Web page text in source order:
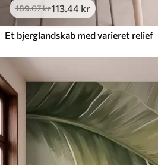
189.07kr113.44 kr
Et bjerglandskab med varieret relief